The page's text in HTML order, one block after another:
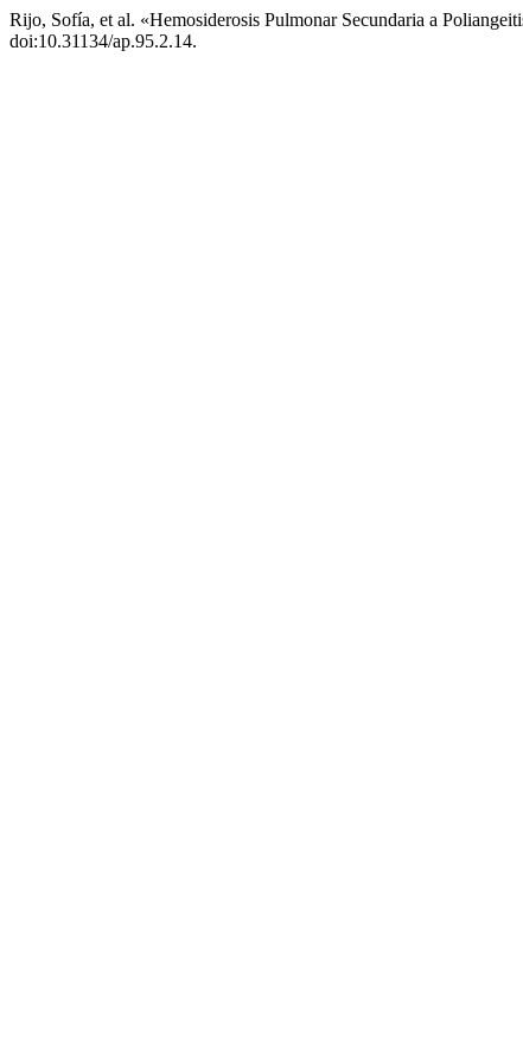
Rijo, Sofía, et al. «Hemosiderosis Pulmonar Secundaria a
doi:10.31134/ap.95.2.14.